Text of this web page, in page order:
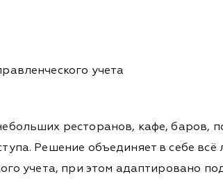
учета
ресторанов, кафе, баров,
Решение объединяет в себе
учета, при этом адаптировано